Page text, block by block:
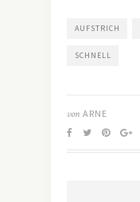
AUFSTRICH
SCHNELL
von ARNE